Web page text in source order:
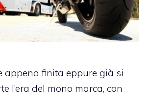
appena finita eppure già si
l’era del mono marca, con